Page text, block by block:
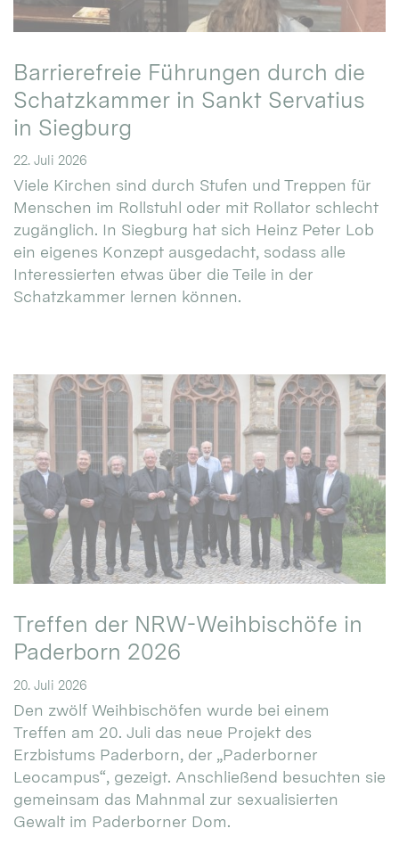
Barrierefreie Führungen durch die
Schatzkammer in Sankt Servatius
in Siegburg
22. Juli 2026
Viele Kirchen sind durch Stufen und Treppen für
Menschen im Rollstuhl oder mit Rollator schlecht
zugänglich. In Siegburg hat sich Heinz Peter Lob
ein eigenes Konzept ausgedacht, sodass alle
Interessierten etwas über die Teile in der
Schatzkammer lernen können.
Treffen der NRW-Weihbischöfe in
Paderborn 2026
20. Juli 2026
Den zwölf Weihbischöfen wurde bei einem
Treffen am 20. Juli das neue Projekt des
Erzbistums Paderborn, der „Paderborner
Leocampus“, gezeigt. Anschließend besuchten sie
gemeinsam das Mahnmal zur sexualisierten
Gewalt im Paderborner Dom.